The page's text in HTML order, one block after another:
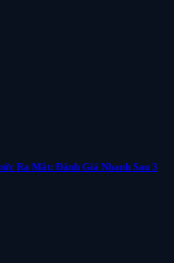
Ra Mắt: Đánh Giá Nhanh Sau 3